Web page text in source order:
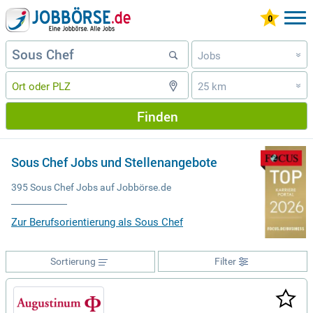
Jobs »
25 km »
Finden
Sous Chef Jobs und Stellenangebote
395 Sous Chef Jobs auf Jobbörse.de
Zur Berufsorientierung als Sous Chef
Filter
Sortierung